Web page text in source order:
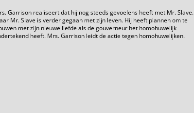
Garrison realiseert dat hij nog steeds gevoelens heeft met Mr. Slave.
Mr. Slave is verder gegaan met zijn leven. Hij heeft plannen om te
met zijn nieuwe liefde als de gouverneur het homohuwelijk
heeft. Mrs. Garrison leidt de actie tegen homohuwelijken.